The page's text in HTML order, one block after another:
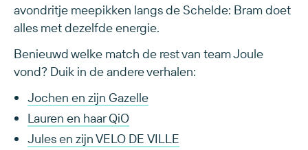
avondritje meepikken langs de Schelde: Bram doet
alles met dezelfde energie.
Benieuwd welke match de rest van team Joule
vond? Duik in de andere verhalen:
Jochen en zijn Gazelle
Lauren en haar QiO
Jules en zijn VELO DE VILLE